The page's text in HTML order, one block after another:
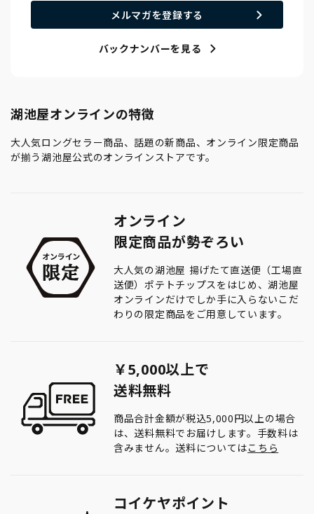
メルマガを登録する
バックナンバーを見る
湖池屋オンラインの特徴
大人気ロングセラー商品、話題の新商品、オンライン限定商品
が揃う湖池屋公式のオンラインストアです。
オンライン
限定商品が勢ぞろい
大人気の湖池屋 揚げたて直送便（工場直
送便）ポテトチップスをはじめ、湖池屋
オンラインだけでしか手に入らないこだ
わりの限定商品をご用意しています。
￥5,000以上で
送料無料
商品合計金額が税込5,000円以上の場合
は、送料無料でお届けします。手数料は
含みません。送料についてはこちら
コイケヤポイント